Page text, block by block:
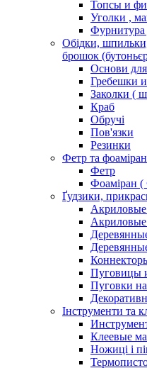
Топсы и
Уголки ,
Фурнитура
Обідки,
брошок
Основи для
Гребешки
Заколки (
Краб
Обручі
Пов'язки
Резинки
Фетр та фоаміран
Фетр
Фоаміран
Ґудзики,
Пуговицы
Пуговки
Інструменти та
Клеевые
Ножиці і